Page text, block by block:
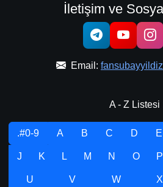
İletişim ve
Email:
A - Z Listesi
.#0-9 A B C D E
J K L M N O P
U V W X